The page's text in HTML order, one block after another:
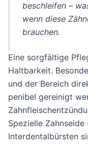
beschleifen –
wenn diese
brauchen.
Eine sorgfältige
Haltbarkeit.
und der Bereich
penibel gereinigt
Spezielle
Interdentalbürsten